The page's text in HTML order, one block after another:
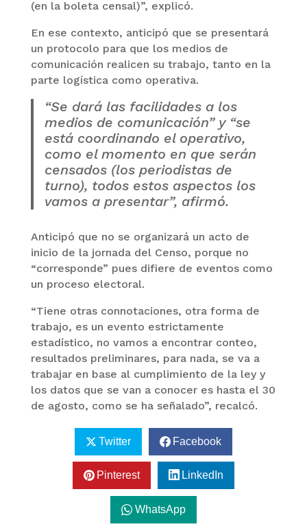
(en la boleta censal)”, explicó.
En ese contexto, anticipó que se presentará
un protocolo para que los medios de
comunicación realicen su trabajo, tanto en la
parte logística como operativa.
“Se dará las facilidades a los
medios de comunicación” y “se
está coordinando el operativo,
como el momento en que serán
censados (los periodistas de
turno), todos estos aspectos los
vamos a presentar”, afirmó.
Anticipó que no se organizará un acto de
inicio de la jornada del Censo, porque no
“corresponde” pues difiere de eventos como
un proceso electoral.
“Tiene otras connotaciones, otra forma de
trabajo, es un evento estrictamente
estadístico, no vamos a encontrar conteo,
resultados preliminares, para nada, se va a
trabajar en base al cumplimiento de la ley y
los datos que se van a conocer es hasta el 30
de agosto, como se ha señalado”, recalcó.
Twitter Facebook
Pinterest LinkedIn
WhatsApp